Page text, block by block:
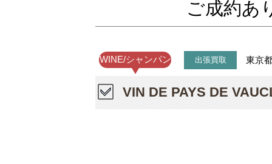
ご成約あ
WINE/シャンパン 出張買取 東京
VIN DE PAYS DE